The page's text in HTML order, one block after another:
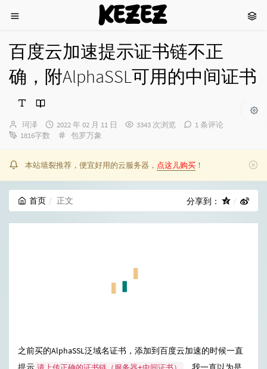
KEZEZ
百度云加速提示证书链不正
确，附AlphaSSL可用的中间证书
博
主：
珂泽
发
布
2022 年 02 月 11 日 3343 次浏览
1 条评论
1816字数
分
包罗万象
本站墙裂推荐，便宜好用的云服务器， 点这儿购买 ！
首页 正文 分享到：
之前买的AlphaSSL泛域名证书，添加到百度云加速的时候一直